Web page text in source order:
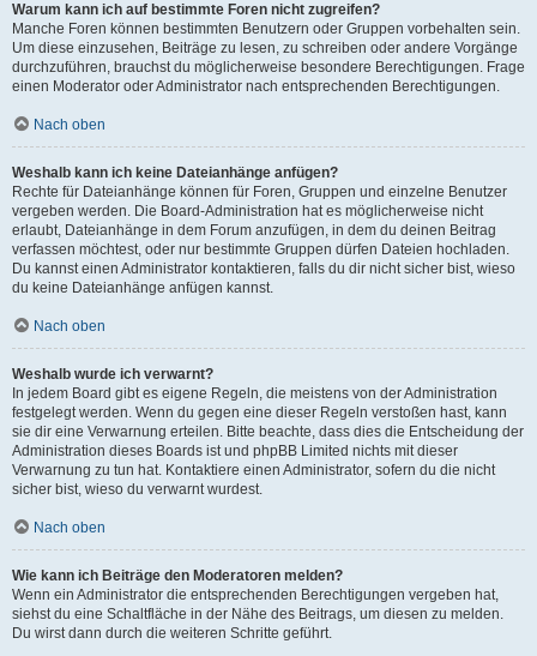
Warum kann ich auf bestimmte Foren nicht zugreifen?
Manche Foren können bestimmten Benutzern oder Gruppen vorbehalten sein.
Um diese einzusehen, Beiträge zu lesen, zu schreiben oder andere Vorgänge
durchzuführen, brauchst du möglicherweise besondere Berechtigungen. Frage
einen Moderator oder Administrator nach entsprechenden Berechtigungen.
Nach oben
Weshalb kann ich keine Dateianhänge anfügen?
Rechte für Dateianhänge können für Foren, Gruppen und einzelne Benutzer
vergeben werden. Die Board-Administration hat es möglicherweise nicht
erlaubt, Dateianhänge in dem Forum anzufügen, in dem du deinen Beitrag
verfassen möchtest, oder nur bestimmte Gruppen dürfen Dateien hochladen.
Du kannst einen Administrator kontaktieren, falls du dir nicht sicher bist, wieso
du keine Dateianhänge anfügen kannst.
Nach oben
Weshalb wurde ich verwarnt?
In jedem Board gibt es eigene Regeln, die meistens von der Administration
festgelegt werden. Wenn du gegen eine dieser Regeln verstoßen hast, kann
sie dir eine Verwarnung erteilen. Bitte beachte, dass dies die Entscheidung der
Administration dieses Boards ist und phpBB Limited nichts mit dieser
Verwarnung zu tun hat. Kontaktiere einen Administrator, sofern du die nicht
sicher bist, wieso du verwarnt wurdest.
Nach oben
Wie kann ich Beiträge den Moderatoren melden?
Wenn ein Administrator die entsprechenden Berechtigungen vergeben hat,
siehst du eine Schaltfläche in der Nähe des Beitrags, um diesen zu melden.
Du wirst dann durch die weiteren Schritte geführt.